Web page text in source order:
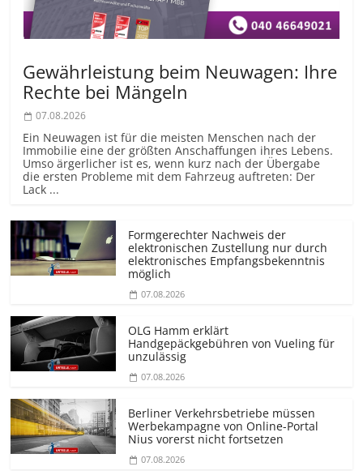
Gewährleistung beim Neuwagen: Ihre
Rechte bei Mängeln
07.08.2026
Ein Neuwagen ist für die meisten Menschen nach der
Immobilie eine der größten Anschaffungen ihres Lebens.
Umso ärgerlicher ist es, wenn kurz nach der Übergabe
die ersten Probleme mit dem Fahrzeug auftreten: Der
Lack ...
Formgerechter Nachweis der
elektronischen Zustellung nur durch
elektronisches Empfangsbekenntnis
möglich
07.08.2026
OLG Hamm erklärt
Handgepäckgebühren von Vueling für
unzulässig
07.08.2026
Berliner Verkehrsbetriebe müssen
Werbekampagne von Online-Portal
Nius vorerst nicht fortsetzen
07.08.2026